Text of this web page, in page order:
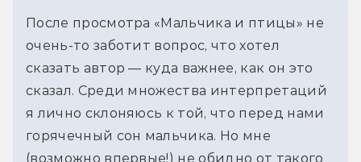
После просмотра «Мальчика и птицы» не
очень-то заботит вопрос, что хотел
сказать автор — куда важнее, как он это
сказал. Среди множества интерпретаций
я лично склоняюсь к той, что перед нами
горячечный сон мальчика. Но мне
(возможно впервые!) не обидно от такого